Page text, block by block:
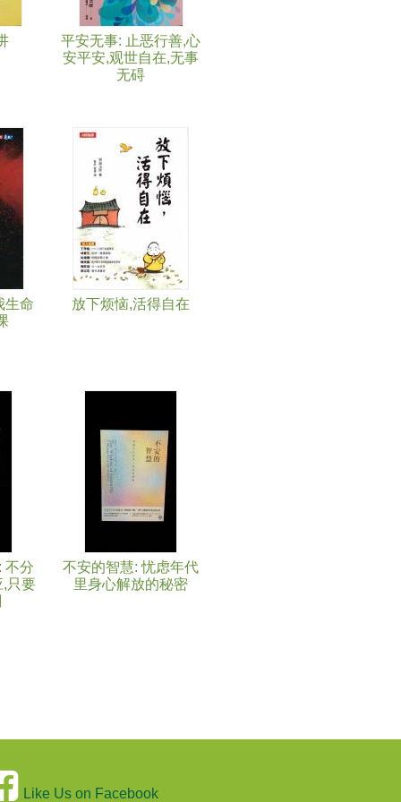
平安无事: 止恶行善,心
安平安,观世自在,无事
无碍
生命
放下烦恼,活得自在
不分
,只要
不安的智慧: 忧虑年代
里身心解放的秘密
Like Us on Facebook